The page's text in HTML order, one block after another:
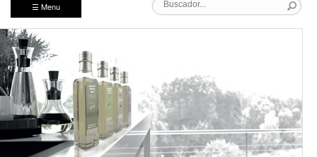
☰ Menu